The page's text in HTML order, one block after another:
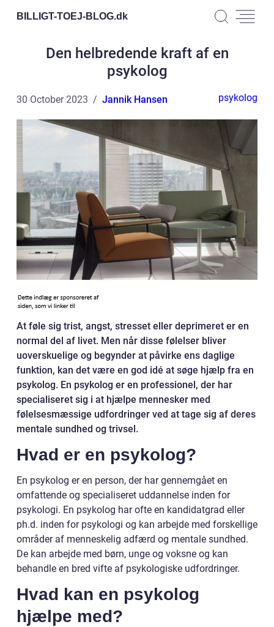
BILLIGT-TOEJ-BLOG.dk
Den helbredende kraft af en
psykolog
30 October 2023 Jannik Hansen psykolog
At føle sig trist, angst, stresset eller deprimeret er en
normal del af livet. Men når disse følelser bliver
uoverskuelige og begynder at påvirke ens daglige
funktion, kan det være en god idé at søge hjælp fra en
psykolog. En psykolog er en professionel, der har
specialiseret sig i at hjælpe mennesker med
følelsesmæssige udfordringer ved at tage sig af deres
mentale sundhed og trivsel.
Hvad er en psykolog?
En psykolog er en person, der har gennemgået en
omfattende og specialiseret uddannelse inden for
psykologi. En psykolog har ofte en kandidatgrad eller
ph.d. inden for psykologi og kan arbejde med forskellige
områder af menneskelig adfærd og mentale sundhed.
De kan arbejde med børn, unge og voksne og kan
behandle en bred vifte af psykologiske udfordringer.
Hvad kan en psykolog
hjælpe med?